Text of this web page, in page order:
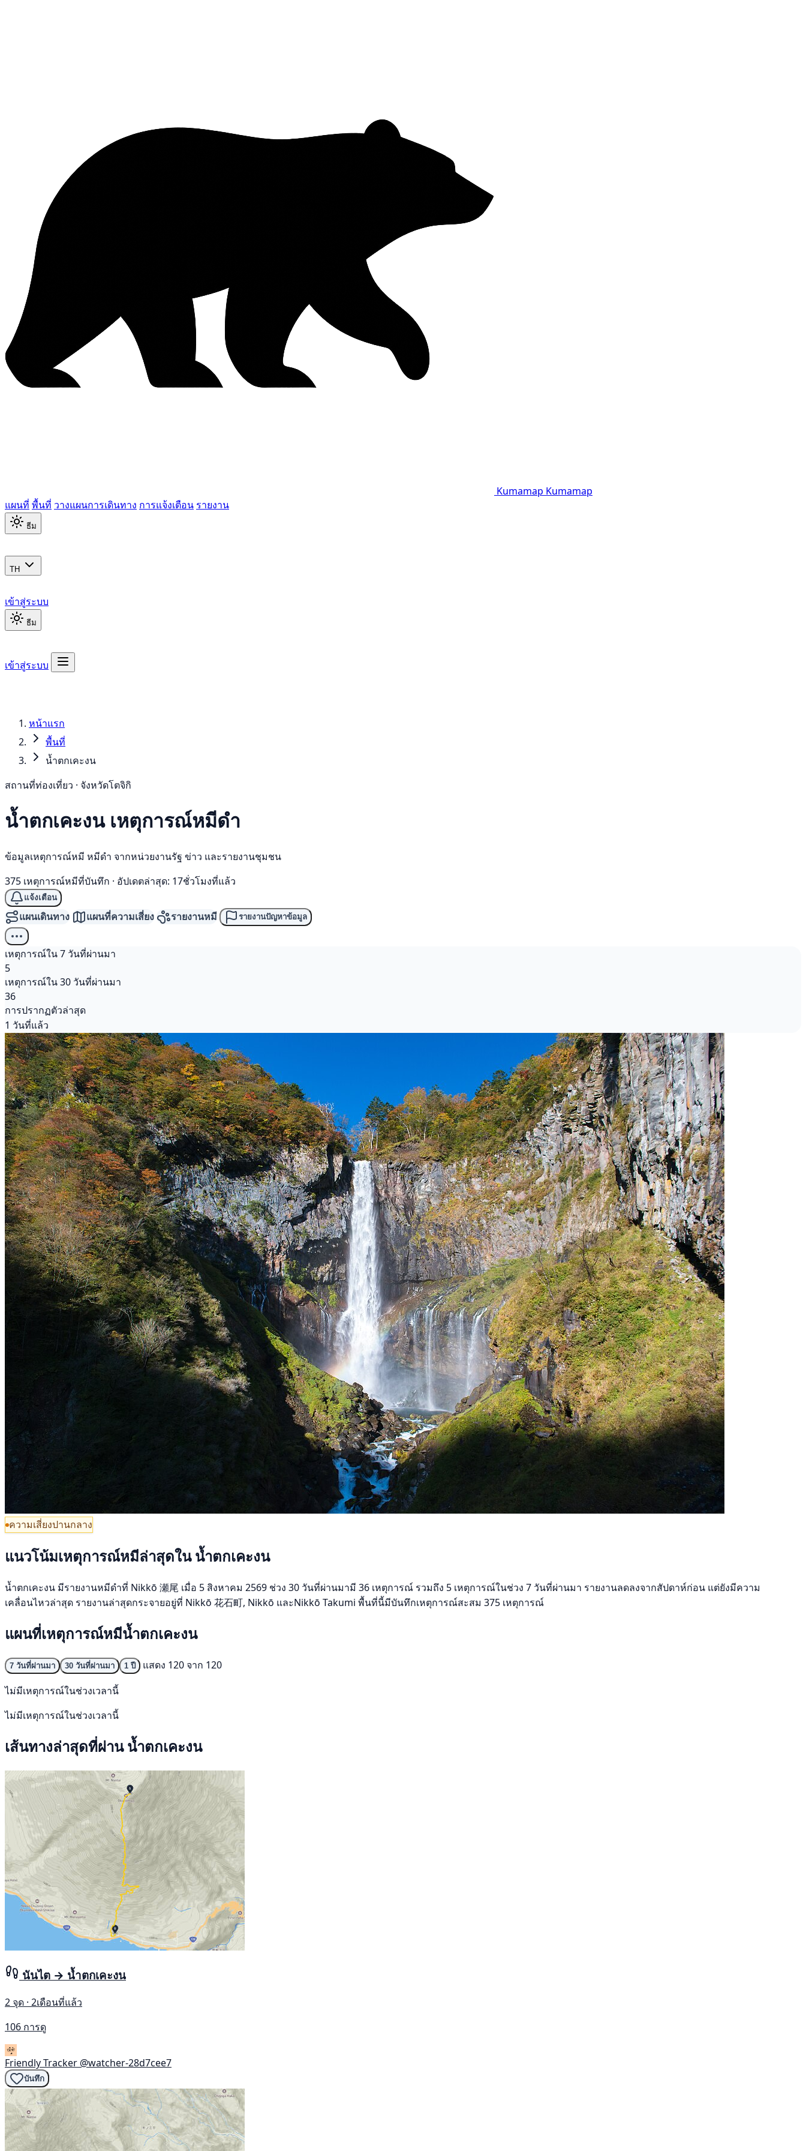
Kumamap Kumamap
แผนที่ พื้นที่ วางแผนการเดินทาง การแจ้งเตือน รายงาน
ธีม
TH
เข้าสู่ระบบ
ธีม
เข้าสู่ระบบ
หน้าแรก
พื้นที่
น้ำตกเคะงน
สถานที่ท่องเที่ยว · จังหวัดโตจิกิ
น้ำตกเคะงน เหตุการณ์หมีดำ
ข้อมูลเหตุการณ์หมี หมีดำ จากหน่วยงานรัฐ ข่าว และรายงานชุมชน
375 เหตุการณ์หมีที่บันทึก · อัปเดตล่าสุด: 17ชั่วโมงที่แล้ว
แจ้งเตือน
แผนเดินทาง แผนที่ความเสี่ยง รายงานหมี รายงานปัญหาข้อมูล
เหตุการณ์ใน 7 วันที่ผ่านมา
5
เหตุการณ์ใน 30 วันที่ผ่านมา
36
การปรากฏตัวล่าสุด
1 วันที่แล้ว
ความเสี่ยงปานกลาง
แนวโน้มเหตุการณ์หมีล่าสุดใน น้ำตกเคะงน
น้ำตกเคะงน มีรายงานหมีดำที่ Nikkō 瀬尾 เมื่อ 5 สิงหาคม 2569 ช่วง 30 วันที่ผ่านมามี 36 เหตุการณ์ รวมถึง 5 เหตุการณ์ในช่วง 7 วันที่ผ่านมา รายงานลดลงจากสัปดาห์ก่อน แต่ยังมีความ
เคลื่อนไหวล่าสุด รายงานล่าสุดกระจายอยู่ที่ Nikkō 花石町, Nikkō และNikkō Takumi พื้นที่นี้มีบันทึกเหตุการณ์สะสม 375 เหตุการณ์
แผนที่เหตุการณ์หมีน้ำตกเคะงน
7 วันที่ผ่านมา 30 วันที่ผ่านมา 1 ปี
แสดง 120 จาก 120
ไม่มีเหตุการณ์ในช่วงเวลานี้
ไม่มีเหตุการณ์ในช่วงเวลานี้
เส้นทางล่าสุดที่ผ่าน น้ำตกเคะงน
นันไต → น้ำตกเคะงน
2 จุด · 2เดือนที่แล้ว
106 การดู
Friendly Tracker @watcher-28d7cee7
บันทึก